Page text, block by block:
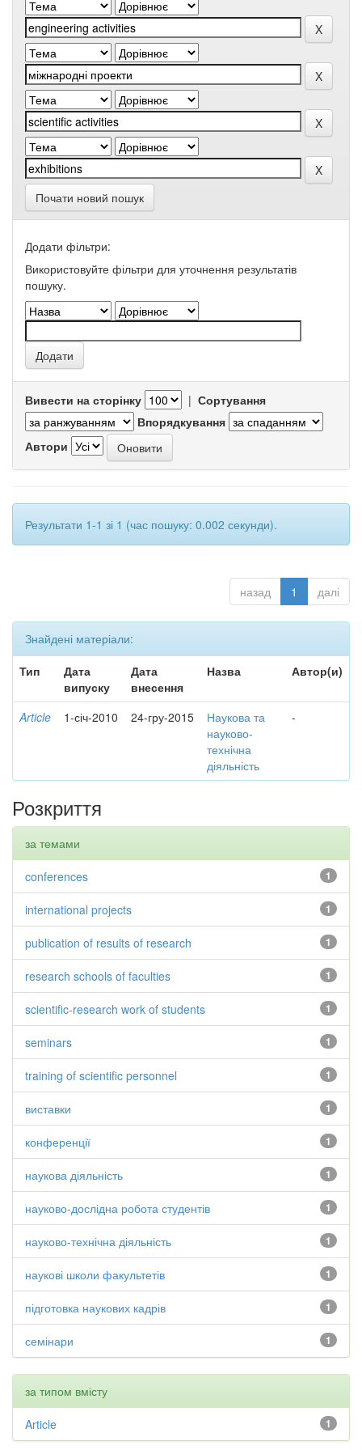
Почати новий пошук
Додати фільтри:
Використовуйте фільтри для уточнення результатів
пошуку.
Вивести на сторінку | Сортування
Впорядкування
Автори
Результати 1-1 зі 1 (час пошуку: 0.002 секунди).
назад 1 далі
Знайдені матеріали:
Тип
Дата
випуску
Дата
внесення
Назва Автор(и)
Article 1-січ-2010 24-гру-2015
Наукова та
науково-
технічна
діяльність
-
Розкриття
за темами
1
conferences
1
international projects
1
publication of results of research
1
research schools of faculties
1
scientific-research work of students
1
seminars
1
training of scientific personnel
1
виставки
1
конференції
1
наукова діяльність
1
науково-дослідна робота студентів
1
науково-технічна діяльність
1
наукові школи факультетів
1
підготовка наукових кадрів
1
семінари
за типом вмісту
1
Article